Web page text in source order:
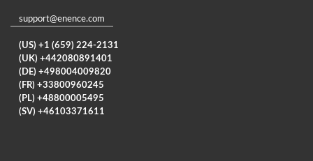
support@enence.com
(US) +1 (659) 224-2131
(UK) +442080891401
(DE) +498004009820
(FR) +33800960245
(PL) +48800005495
(SV) +46103371611